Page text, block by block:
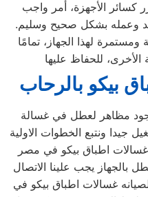
كسائر الأجهزة، أمر واجب
وعمله بشكل صحيح وسليم.
لهذا الجهاز، تمامًا
بيكو بالرحاب
وجود مظاهر لعطل في غسالة
جيدا ونتبع الخطوات الاولية
اطباق بيكو في مصر
بالجهاز يجب علينا الاتصال
غسالات اطباق بيكو في